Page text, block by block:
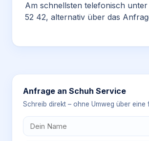
Am schnellsten telefonisch unter
52 42, alternativ über das
Anfrage an Schuh Service
Schreib direkt – ohne Umweg über eine